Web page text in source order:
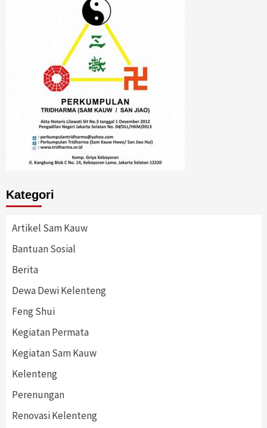
Kategori
Artikel Sam Kauw
Bantuan Sosial
Berita
Dewa Dewi Kelenteng
Feng Shui
Kegiatan Permata
Kegiatan Sam Kauw
Kelenteng
Perenungan
Renovasi Kelenteng